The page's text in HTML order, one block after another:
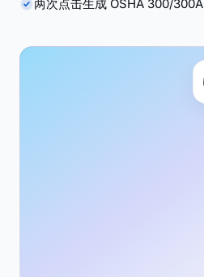
两次点击生成 OSHA 300/300A